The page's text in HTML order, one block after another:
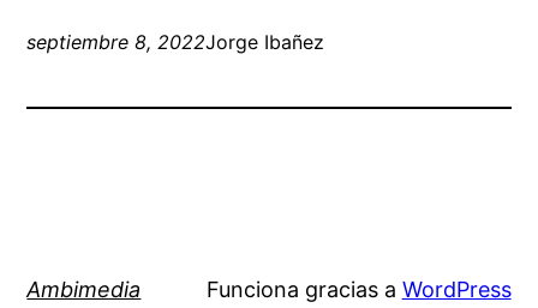
septiembre 8, 2022Jorge Ibañez
Ambimedia Funciona gracias a WordPress